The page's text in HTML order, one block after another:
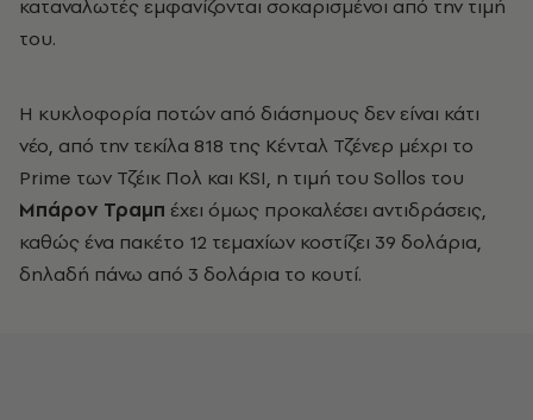
καταναλωτές εμφανίζονται σοκαρισμένοι από την τιμή
του.
Η κυκλοφορία ποτών από διάσημους δεν είναι κάτι
νέο, από την τεκίλα 818 της Κένταλ Τζένερ μέχρι το
Prime των Τζέικ Πολ και KSI, η τιμή του Sollos του
Μπάρον Τραμπ έχει όμως προκαλέσει αντιδράσεις,
καθώς ένα πακέτο 12 τεμαχίων κοστίζει 39 δολάρια,
δηλαδή πάνω από 3 δολάρια το κουτί.